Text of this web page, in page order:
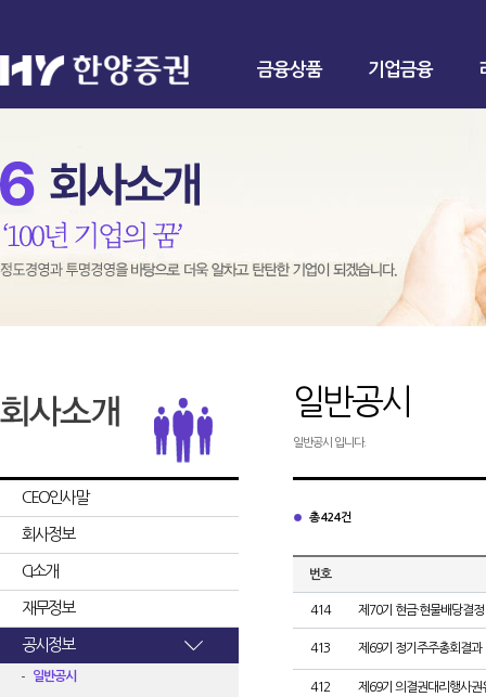
금융상품 기업금융
CEO인사말
회사정보
CI소개
재무정보
공시정보
일반공시
일반공시
일반공시 입니다.
총 424건
번호
414 제70기 현금·현물배당결정
413 제69기 정기주주총회결과
412 제69기 의결권대리행사권